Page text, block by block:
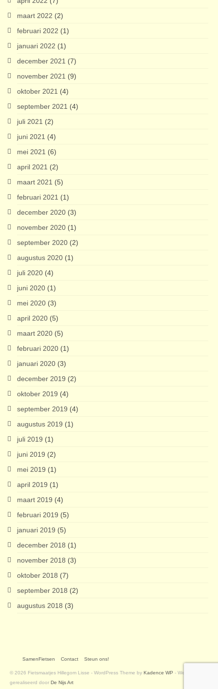
maart 2022 (2)
februari 2022 (1)
januari 2022 (1)
december 2021 (7)
november 2021 (9)
oktober 2021 (4)
september 2021 (4)
juli 2021 (2)
juni 2021 (4)
mei 2021 (6)
april 2021 (2)
maart 2021 (5)
februari 2021 (1)
december 2020 (3)
november 2020 (1)
september 2020 (2)
augustus 2020 (1)
juli 2020 (4)
juni 2020 (1)
mei 2020 (3)
april 2020 (5)
maart 2020 (5)
februari 2020 (1)
januari 2020 (3)
december 2019 (2)
oktober 2019 (4)
september 2019 (4)
augustus 2019 (1)
juli 2019 (1)
juni 2019 (2)
mei 2019 (1)
april 2019 (1)
maart 2019 (4)
februari 2019 (5)
januari 2019 (5)
december 2018 (1)
november 2018 (3)
oktober 2018 (7)
september 2018 (2)
augustus 2018 (3)
SamenFietsen Contact Steun ons!
© 2026 Fietsmaatjes Hillegom Lisse - WordPress Theme by Kadence WP - Website
gerealiseerd door De Nijs Art